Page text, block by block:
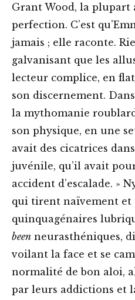
Grant Wood, la plupart
perfection. C’est
jamais ; elle raconte.
galvanisant que les
lecteur complice, en
son discernement. Dans
la mythomanie
son physique, en une
avait des cicatrices
juvénile, qu’il avait
accident d’escalade. »
qui tirent naïvement et
quinquagénaires
been neurasthéniques,
voilant la face et se
normalité de bon aloi,
par leurs addictions et